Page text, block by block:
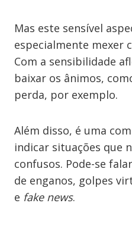
Mas este sensível
especialmente mexer
Com a sensibilidade
baixar os ânimos,
perda, por exemplo.
Além disso, é uma
indicar situações que
confusos. Pode-se
de enganos, golpes
e fake news.